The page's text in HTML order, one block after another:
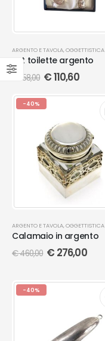
ARGENTO E TAVOLA, OGGETTISTICA
Set toilette argento
158,00 €110,60
-40%
ARGENTO E TAVOLA, OGGETTISTICA
Calamaio in argento
€460,00 € 276,00
-40%